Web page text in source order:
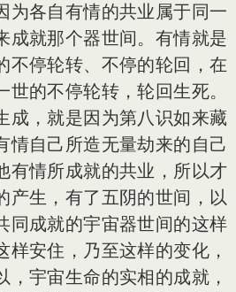
为各自有情的共业属于同一
成就那个器世间。有情就是
不停轮转、不停的轮回，在
的不停轮转，轮回生死。
成，就是因为第八识如来藏
情自己所造无量劫来的自己
有情所成就的共业，所以才
产生，有了五阴的世间，以
同成就的宇宙器世间的这样
样安住，乃至这样的变化，
，宇宙生命的实相的成就，